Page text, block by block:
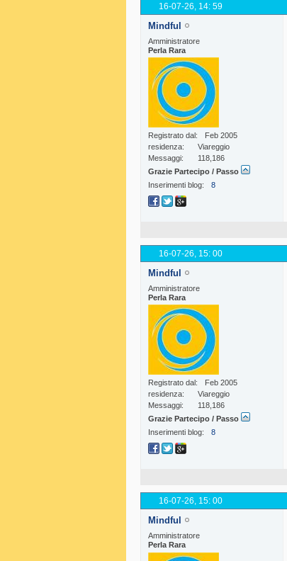
16-07-26, 14: 59
Mindful
Amministratore
Perla Rara
Registrato dal
Feb 2005
residenza
Viareggio
Messaggi
118,186
Grazie Partecipo / Passo
Inserimenti blog
8
16-07-26, 15: 00
Mindful
Amministratore
Perla Rara
Registrato dal
Feb 2005
residenza
Viareggio
Messaggi
118,186
Grazie Partecipo / Passo
Inserimenti blog
8
16-07-26, 15: 00
Mindful
Amministratore
Perla Rara